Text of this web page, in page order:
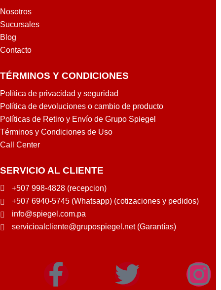
Nosotros
Sucursales
Blog
Contacto
TÉRMINOS Y CONDICIONES
Política de privacidad y seguridad
Política de devoluciones o cambio de producto
Políticas de Retiro y Envío de Grupo Spiegel
Términos y Condiciones de Uso
Call Center
SERVICIO AL CLIENTE
+507 998-4828 (recepcion)
+507 6940-5745 (Whatsapp) (cotizaciones y pedidos)
info@spiegel.com.pa
servicioalcliente@grupospiegel.net (Garantías)